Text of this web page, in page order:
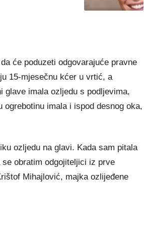
će poduzeti odgovarajuće pravne
15-mjesečnu kćer u vrtić, a
glave imala ozljedu s podljevima,
imala i ispod desnog oka,
ozljedu na glavi. Kada sam pitala
obratim odgojiteljici iz prve
Mihajlović, majka ozlijeđene